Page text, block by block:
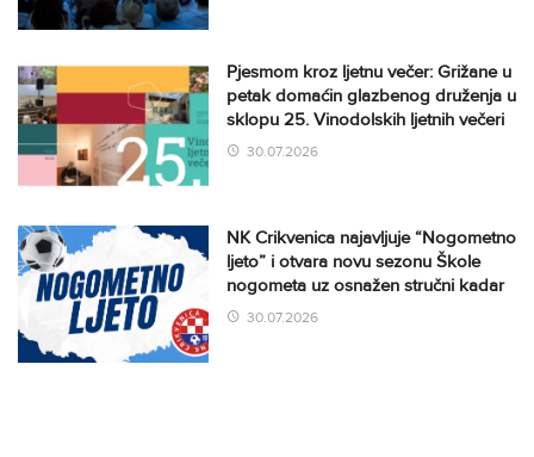
Pjesmom kroz ljetnu večer: Grižane u
petak domaćin glazbenog druženja u
sklopu 25. Vinodolskih ljetnih večeri
30.07.2026
NK Crikvenica najavljuje “Nogometno
ljeto” i otvara novu sezonu Škole
nogometa uz osnažen stručni kadar
30.07.2026